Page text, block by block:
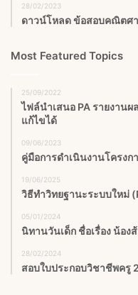
28/02/2023
ดาวน์โหลด ข้อสอบคณิตศ
Most Featured Topics
25/09/2022
ไฟล์นำเสนอ PA รายงาน
แก้ไขได้
09/06/2023
คู่มือการดำเนินงานโครง
19/06/2025
วิธีทำวิทยฐานะระบบใหม่
05/01/2024
นิทานวันเด็ก ชื่อเรื่อง น้อ
28/02/2024
สอบใบประกอบวิชาชีพครู